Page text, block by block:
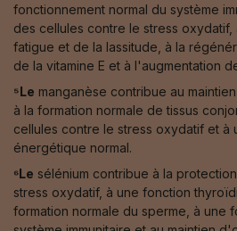
fonctionnement normal du système
des cellules contre le stress oxydatif,
fatigue et de la lassitude, à la
de la vitamine E et à l'augmentation
⁵Le manganèse contribue au
à la formation normale de tissus
cellules contre le stress oxydatif et à
énergétique normal.
⁶Le sélénium contribue à la
stress oxydatif, à une fonction
formation normale du sperme, à une